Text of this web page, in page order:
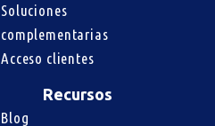
Soluciones
complementarias
Acceso clientes
Recursos
Blog